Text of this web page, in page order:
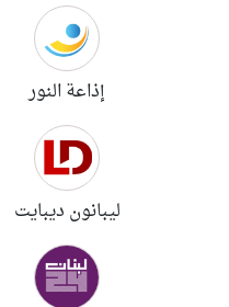
إذاعة النور
ليبانون ديبايت